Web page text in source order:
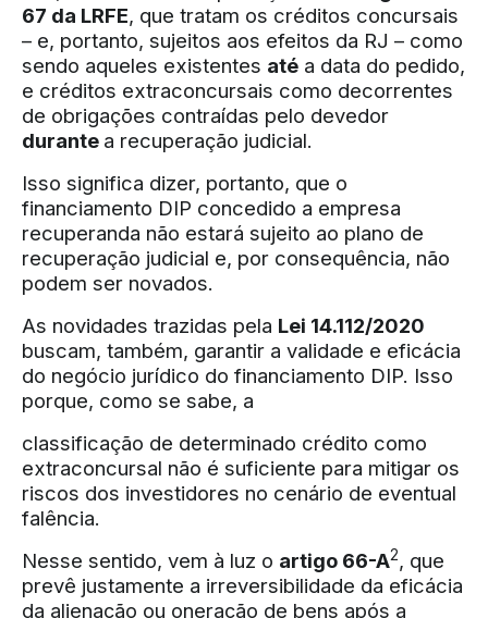
67 da LRFE, que tratam os créditos concursais
– e, portanto, sujeitos aos efeitos da RJ – como
sendo aqueles existentes até a data do pedido,
e créditos extraconcursais como decorrentes
de obrigações contraídas pelo devedor
durante a recuperação judicial.
Isso significa dizer, portanto, que o
financiamento DIP concedido a empresa
recuperanda não estará sujeito ao plano de
recuperação judicial e, por consequência, não
podem ser novados.
As novidades trazidas pela Lei 14.112/2020
buscam, também, garantir a validade e eficácia
do negócio jurídico do financiamento DIP. Isso
porque, como se sabe, a
classificação de determinado crédito como
extraconcursal não é suficiente para mitigar os
riscos dos investidores no cenário de eventual
falência.
Nesse sentido, vem à luz o artigo 66-A2, que
prevê justamente a irreversibilidade da eficácia
da alienação ou oneração de bens após a